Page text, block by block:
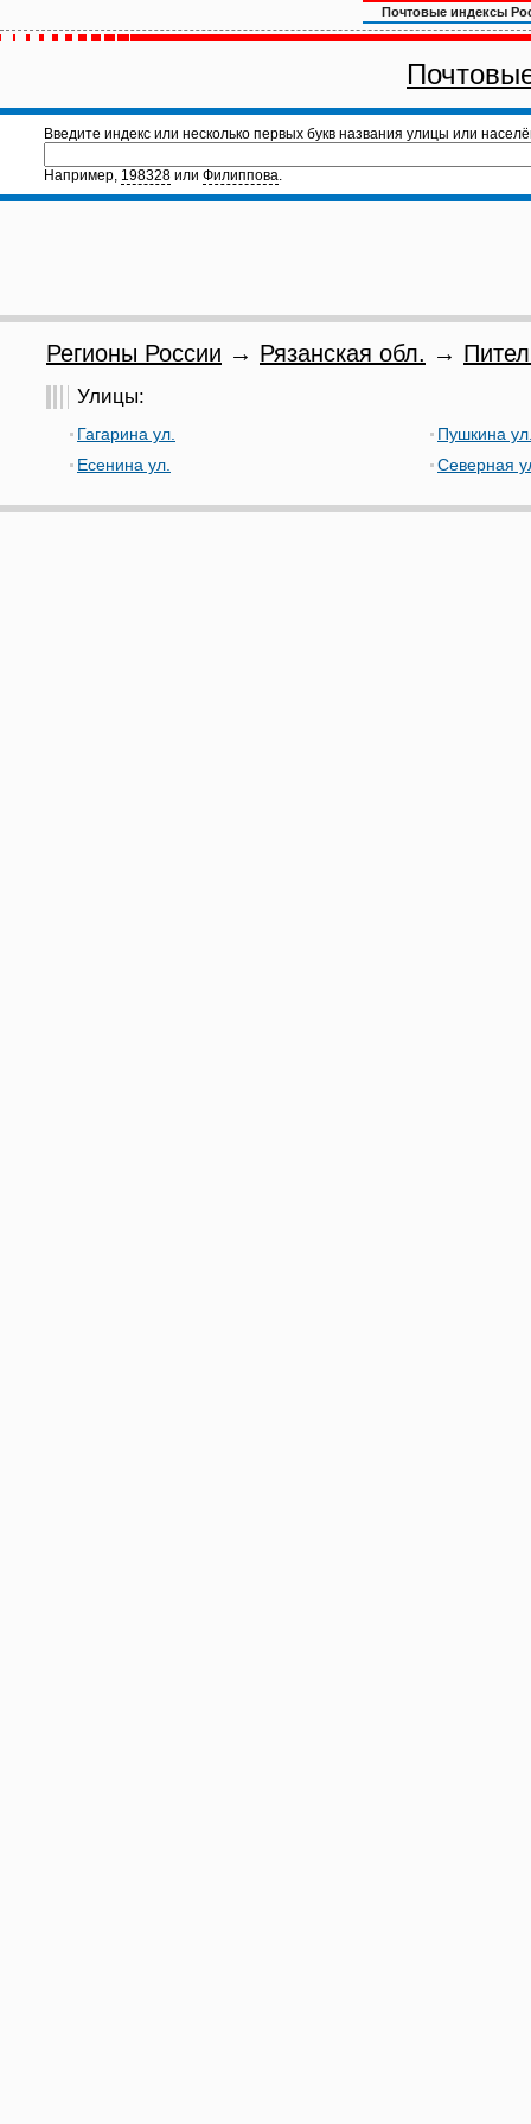
Почтовые индексы
Введите индекс или несколько первых букв названия улицы или
Например, 198328 или Филиппова.
Регионы России → Рязанская обл. →
Улицы:
Гагарина ул.
Есенина ул.
Пушкина
Северная